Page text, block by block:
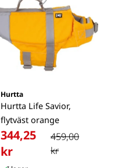
Hurtta
Hurtta Life Savior,
flytväst orange
344,25
kr
459,00
kr